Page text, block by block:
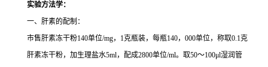
实验方法学：
一、肝素的配制：
市售肝素冻干粉140单位/mg，1克瓶装，每瓶140，000单位，称取0.1克
肝素冻干粉，加生理盐水5ml，配成2800单位/ml。取50～100μl湿润管